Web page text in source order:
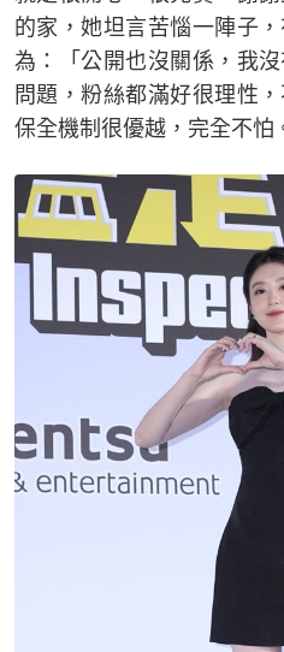
的家，她坦言苦惱一陣子
為：「公開也沒關係，我
問題，粉絲都滿好很理性
保全機制很優越，完全不怕